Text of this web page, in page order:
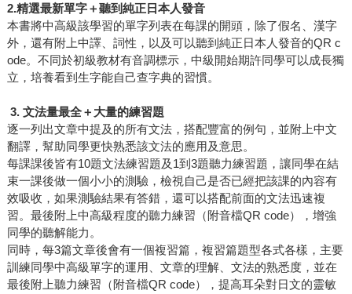
2.精選最新單字＋聽到純正日本人發音
本書將中高級該學習的單字列表在每課的開頭，除了假名、漢字
外，還有附上中譯、詞性，以及可以聽到純正日本人發音的QR c
ode。不同於初級教材有音調標示，中級開始期許同學可以成長獨
立，培養看到生字能自己查字典的習慣。
3. 文法量最全＋大量的練習題
逐一列出文章中提及的所有文法，搭配豐富的例句，並附上中文
翻譯，幫助同學更快熟悉該文法的應用及意思。
每課課後皆有10題文法練習題及1到3題聽力練習題，讓同學在結
束一課後做一個小小的測驗，檢視自己是否已經把該課的內容有
效吸收，如果測驗結果有答錯，還可以搭配前面的文法迅速複
習。最後附上中高級程度的聽力練習（附音檔QR code），增強
同學的聽解能力。
同時，每3篇文章後會有一個複習篇，複習篇題型各式各樣，主要
訓練同學中高級單字的運用、文章的理解、文法的熟悉度，並在
最後附上聽力練習（附音檔QR code），提高耳朵對日文的靈敏